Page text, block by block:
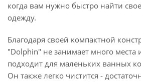
когда вам нужно быстро найти
одежду.
Благодаря своей компактной
"Dolphin" не занимает много места
подходит для маленьких ванных
Он также легко чистится -